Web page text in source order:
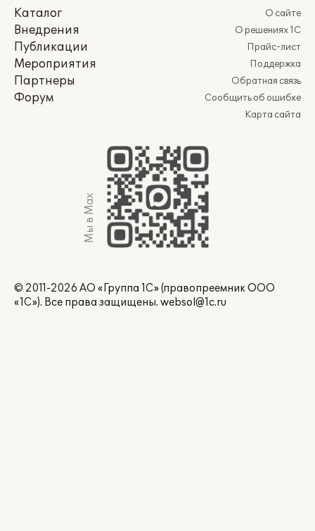
Каталог
Внедрения
Публикации
Мероприятия
Партнеры
Форум
О сайте
О решениях 1С
Прайс-лист
Поддержка
Обратная связь
Сообщить об ошибке
Карта сайта
Мы в Max
© 2011-2026 АО «Группа 1С» (правопреемник ООО
«1С»). Все права защищены. websol@1c.ru